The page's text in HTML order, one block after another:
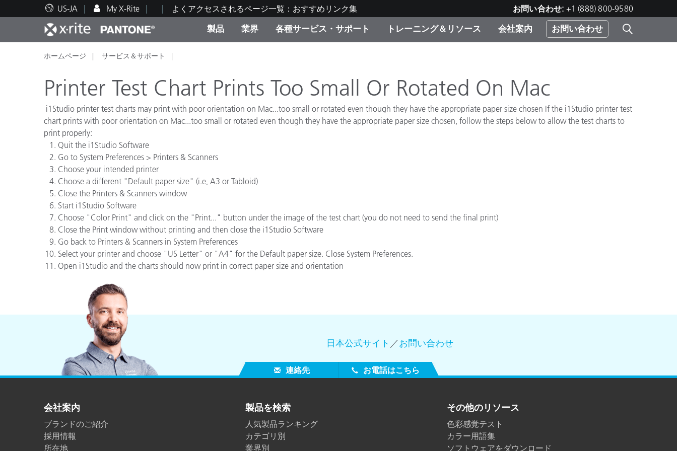
US-JA My X-Rite よくアクセスされるページ一覧：おすすめリンク集 お問い合わせ: +1 (888) 800-9580
製品
人気製品ランキング
キャンペーン
機材貸出サービス（無料）
業界
印刷＆パッケージ印刷
自動車
プラスチック
化粧品メーカー
リューション
家庭電化製品
各種サービス・サポート
テクニカルサポート
トレーニング＆リソース
教育関連資料
製品リスト（旧製品も含む）
会社案内 お問い合わせ
ホームページ サービス＆サポート
Printer Test Chart Prints Too Small Or Rotated On Mac
i1Studio printer test charts may print with poor orientation on Mac...too small or rotated even though they have the appropriate paper size chosen If the i1Studio printer test
chart prints with poor orientation on Mac...too small or rotated even though they have the appropriate paper size chosen, follow the steps below to allow the test charts to
print properly:
Quit the i1Studio Software
Go to System Preferences > Printers & Scanners
Choose your intended printer
Choose a different "Default paper size" (i.e, A3 or Tabloid)
Close the Printers & Scanners window
Start i1Studio Software
Choose "Color Print" and click on the "Print..." button under the image of the test chart (you do not need to send the final print)
Close the Print window without printing and then close the i1Studio Software
Go back to Printers & Scanners in System Preferences
Select your printer and choose "US Letter" or "A4" for the Default paper size. Close System Preferences.
Open i1Studio and the charts should now print in correct paper size and orientation
日本公式サイト ／お問い合わせ
連絡先 お電話はこちら
会社案内
ブランドのご紹介
採用情報
所在地
製品を検索
人気製品ランキング
カテゴリ別
業界別
その他のリソース
色彩感覚テスト
カラー用語集
ソフトウェアをダウンロード